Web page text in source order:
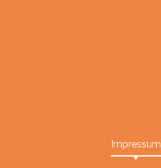
Impressum